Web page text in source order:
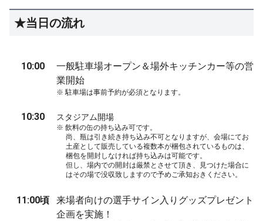
★当日の流れ
10:00
一般駐車場オープン＆場外キッチンカー等の営
業開始
※ 駐車場は事前予約が必須となります。
10:30 スタジアム開場
※ 飲料の缶の持ち込み可です。
尚、瓶は引き続き持ち込み不可となりますが、会場にてお
土産として販売している複数本が梱包されているものは、
梱包を開封しなければ持ち込みは可能です。
但し、場内での開封は厳禁とさせて頂き、見つけた場合に
はその場で没収致しますので予めご承知おきください。
11:00頃
来場者向けの選手サイン入りグッズプレゼント
企画を実施！